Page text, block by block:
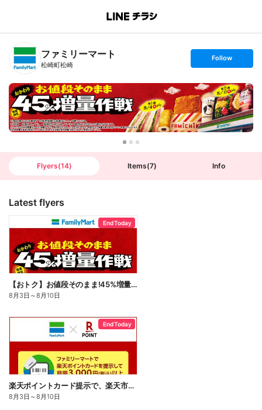
B
n
T
ファミリーマート
松崎町松崎
s
t
o
l
l
o
w
Follow
Flyers(14) Items(7) Info
Latest flyers
End Today
【おトク】お値段そのまま!45%増量作戦!
8月3日 ～8月10日
End Today
楽天ポイントカード提示で、楽天市場でのお買い物がおトクに!
8月3日 ～8月10日